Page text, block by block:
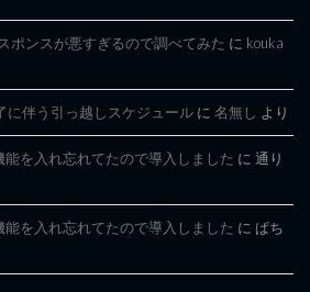
ポンスが悪すぎるので調べてみた に kouka
に伴う引っ越しスケジュール に 名無し より
能を入れ忘れてたので導入しました に 通り
能を入れ忘れてたので導入しました に ぱち